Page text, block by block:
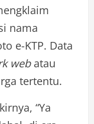
nama
e-KTP. Data
webatau
tertentu.
“Ya